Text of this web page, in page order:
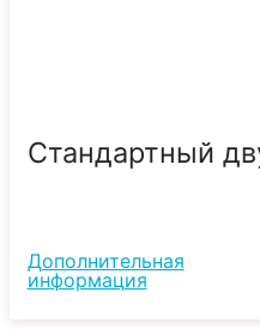
Стандартный
Дополнительная
информация